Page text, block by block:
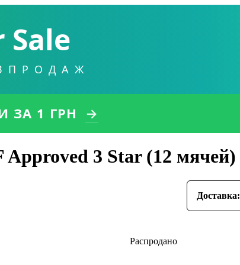
Sale
ЗА 1 ГРН →
3 Star (12 мячей)
Доставка: